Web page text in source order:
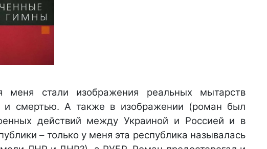
стали изображения реальных мытарств
смертью. А также в изображении (роман был
действий между Украиной и Россией и в
– только у меня эта республика называлась